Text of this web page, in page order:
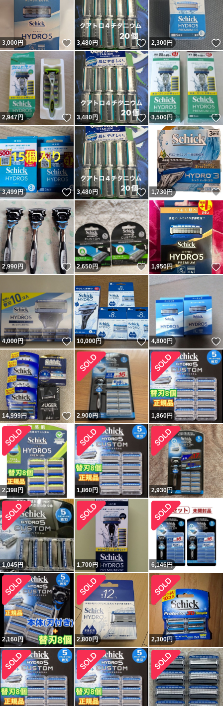
3,000円 いいね！
3,480円 いいね！
2,300円
2,947円 いいね！
3,480円 いいね！
3,500円
3,499円 いいね！
3,480円 いいね！
1,730円
2,990円 いいね！
2,650円 いいね！
1,950円
4,000円 いいね！
10,000円 いいね！
4,800円
14,999円 いいね！
2,900円 1,860円
2,398円 1,860円 2,930円
1,045円 1,700円 6,146円
2,160円 2,800円 2,300円